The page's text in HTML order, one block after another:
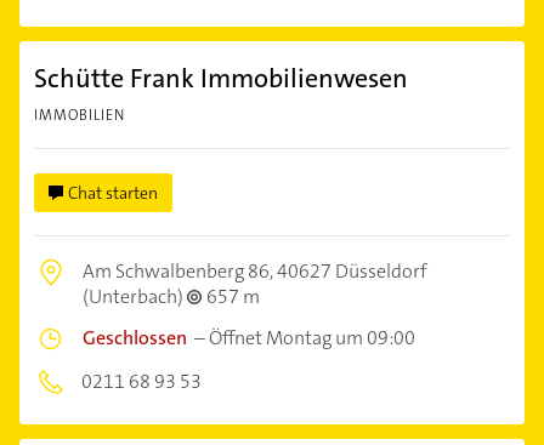
Schütte Frank Immobilienwesen
IMMOBILIEN
Chat starten
Am Schwalbenberg 86,40627 Düsseldorf
(Unterbach)
657 m
Geschlossen –Öffnet Montag um 09:00
0211 68 93 53